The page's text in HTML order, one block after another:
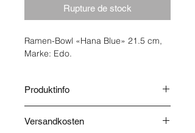
Rupture de stock
Ramen-Bowl «Hana Blue» 21.5 cm,
Marke: Edo.
Produktinfo
Versandkosten